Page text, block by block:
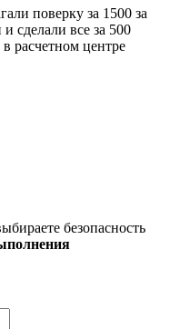
поверку за 1500 за
сделали все за 500
расчетном центре
безопасность